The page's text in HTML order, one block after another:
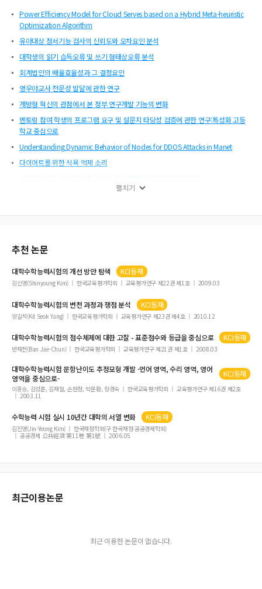
Power Efficiency Model for Cloud Serves based on a Hybrid Meta-heuristic
Optimization Algorithm
유아대상 정서기능 검사의 신뢰도와 오차요인 분석
대학생의 읽기 습득오류 및 쓰기 형태상오류 분석
회계법인의 배율효율성과 그 결정요인
영우야교사 전문성 발달에 관한 연구
개방형 혁신의 관점에서 본 정부 연구개발 기능의 변화
멘토링 참여 학생의 프로그램 요구 및 설문지 타당성 검증에 관한 연구:특성화 고등
학교 중심으로
Understanding Dynamic Behavior of Nodes for DDOS Attacks in Manet
다이어트를 위한 식욕 억제 소리
시뮬레이션을 기반으로 한 최적 지하철 배차간격 모델에 관한 연구
특수목적 영어 교육: 바리스타 영어교육을 중심으로
보안수준관리모형에 기반한 운영 요구사항에 관한 연구
의료정보의 2차 이용을 위한 국내 비식별화 대상 정보에 관한 연구
지역아동센터 이용 아동의 서비스 만족도가 학업탄력성에 미치는 영향
문화다양성 증진을 위한 문화예술단체의 역할-다문화 극단 '가람'을 중심으로
성인들의 스트레스 지수에 따른 구강자각증상
결장직장암 환자의 민간요법 이용에 영향을 미치는 요인
인터넷 의류 쇼핑몰 비주얼 머천다이징에 대한 심층 고찰
베이지안 네트워크를 이용한 융합교육 지식진단시스템 연구: 과학 고등학교 1학년
학생을 대상으로
국내의 클라우드 서비스 이용약관 비교 분석 연구
사회적 배제가 중교령 장애인의 삶의 만족도에 미치는 영향: 연령에 따른 차이점 분
석
치는 영향
간호사의 이직비용: 일 중소병원 사례
Analysis of University Students’ Creativity According to University Level and G
펼치기
추천 논문
대학수학능력시험의 개선 방안 탐색 KCI등재
김신영(Shinyoung Kim) 한국교육평가학회 교육평가연구 제22권 제1호 2009.03
대학수학능력시험의 변천 과정과 쟁점 분석 KCI등재
양길석(Kil Seok Yang) 한국교육평가학회 교육평가연구 제23권 제4호 2010.12
대학수학능력시험의 점수체제에 대한 고찰 - 표준점수와 등급을 중심으로 KCI등재
반재천(Ban Jae-Chun) 한국교육평가학회 교육평가연구 제21권 제1호 2008.03
대학수학능력시험문항난이도 추정모형 개발 -언어 영역, 수리 영역, 영어
영역을 중심으로-
KCI등재
이종승, 김성훈, 김재철, 손현정, 박문환, 장경숙 한국교육평가학회
교육평가연구 제16권 제2호
2003.11
수학능력 시험 실시 10년간 대학의 서열 변화 KCI등재
김진영(Jin-Yeong Kim)
한국재정학회(구 한국재정·공공경제학회)
공공경제 公共經濟 第11卷 第1號
2006.05
최근이용논문
최근 이용한 논문이 없습니다.